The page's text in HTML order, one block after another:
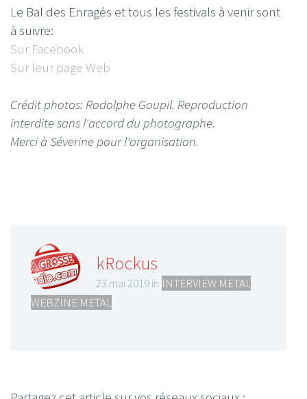
Le Bal des Enragés et tous les festivals à venir sont
à suivre:
Sur Facebook
Sur leur page Web
Crédit photos: Rodolphe Goupil. Reproduction
interdite sans l'accord du photographe.
Merci à Séverine pour l'organisation.
kRockus
23 mai 2019 in INTERVIEW METAL
WEBZINE METAL